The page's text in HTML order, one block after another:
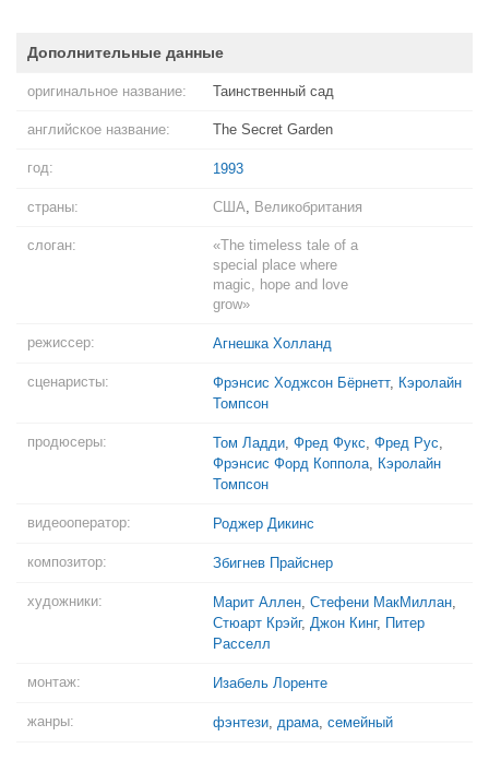
Дополнительные данные
оригинальное название: Таинственный сад
английское название: The Secret Garden
год: 1993
страны: США, Великобритания
слоган:
«The timeless tale of a
special place where
magic, hope and love
grow»
режиссер: Агнешка Холланд
сценаристы: Фрэнсис Ходжсон Бёрнетт, Кэролайн
Томпсон
продюсеры: Том Ладди, Фред Фукс, Фред Рус,
Фрэнсис Форд Коппола, Кэролайн
Томпсон
видеооператор: Роджер Дикинс
композитор: Збигнев Прайснер
художники: Марит Аллен, Стефени МакМиллан,
Стюарт Крэйг, Джон Кинг, Питер
Расселл
монтаж: Изабель Лоренте
жанры: фэнтези, драма, семейный